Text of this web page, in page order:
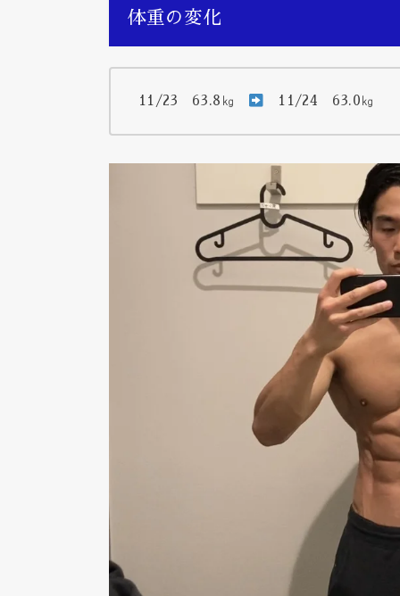
体重の変化
11/23 63.8㎏ 11/24 63.0㎏